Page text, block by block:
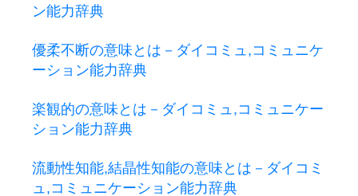
ン能力辞典
優柔不断の意味とは－ダイコミュ,コミュニケ
ーション能力辞典
楽観的の意味とは－ダイコミュ,コミュニケー
ション能力辞典
流動性知能,結晶性知能の意味とは－ダイコミ
ュ,コミュニケーション能力辞典